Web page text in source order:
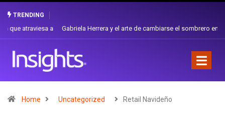
TRENDING
Gabriela Herrera y el arte de cambiarse el sombrero en Corporación
Home Uncategorized Retail Navideño